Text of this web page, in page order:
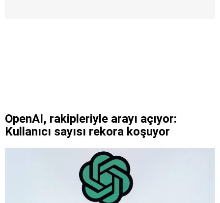
OpenAI, rakipleriyle arayı açıyor:
Kullanıcı sayısı rekora koşuyor